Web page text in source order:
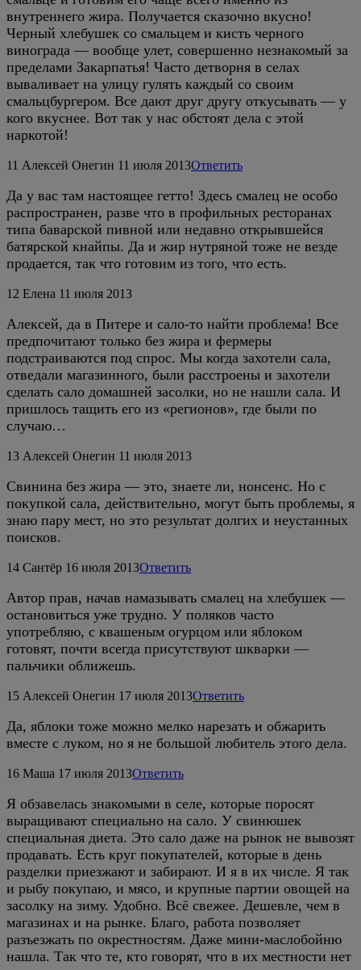
внутреннего жира. Получается сказочно вкусно!
Черный хлебушек со смальцем и кисть черного
винограда — вообще улет, совершенно незнакомый за
пределами Закарпатья! Часто детворня в селах
вываливает на улицу гулять каждый со своим
смальцбургером. Все дают друг другу откусывать — у
кого вкуснее. Вот так у нас обстоят дела с этой
наркотой!
11 Алексей Онегин 11 июля 2013Ответить
Да у вас там настоящее гетто! Здесь смалец не особо
распространен, разве что в профильных ресторанах
типа баварской пивной или недавно открывшейся
батярской кнайпы. Да и жир нутряной тоже не везде
продается, так что готовим из того, что есть.
12 Елена 11 июля 2013
Алексей, да в Питере и сало-то найти проблема! Все
предпочитают только без жира и фермеры
подстраиваются под спрос. Мы когда захотели сала,
отведали магазинного, были расстроены и захотели
сделать сало домашней засолки, но не нашли сала. И
пришлось тащить его из «регионов», где были по
случаю…
13 Алексей Онегин 11 июля 2013
Свинина без жира — это, знаете ли, нонсенс. Но с
покупкой сала, действительно, могут быть проблемы, я
знаю пару мест, но это результат долгих и неустанных
поисков.
14 Сантёр 16 июля 2013Ответить
Автор прав, начав намазывать смалец на хлебушек —
остановиться уже трудно. У поляков часто
употребляю, с квашеным огурцом или яблоком
готовят, почти всегда присутствуют шкварки —
пальчики оближешь.
15 Алексей Онегин 17 июля 2013Ответить
Да, яблоки тоже можно мелко нарезать и обжарить
вместе с луком, но я не большой любитель этого дела.
16 Маша 17 июля 2013Ответить
Я обзавелась знакомыми в селе, которые поросят
выращивают специально на сало. У свинюшек
специальная диета. Это сало даже на рынок не вывозят
продавать. Есть круг покупателей, которые в день
разделки приезжают и забирают. И я в их числе. Я так
и рыбу покупаю, и мясо, и крупные партии овощей на
засолку на зиму. Удобно. Всё свежее. Дешевле, чем в
магазинах и на рынке. Благо, работа позволяет
разъезжать по окрестностям. Даже мини-маслобойню
нашла. Так что те, кто говорят, что в их местности нет